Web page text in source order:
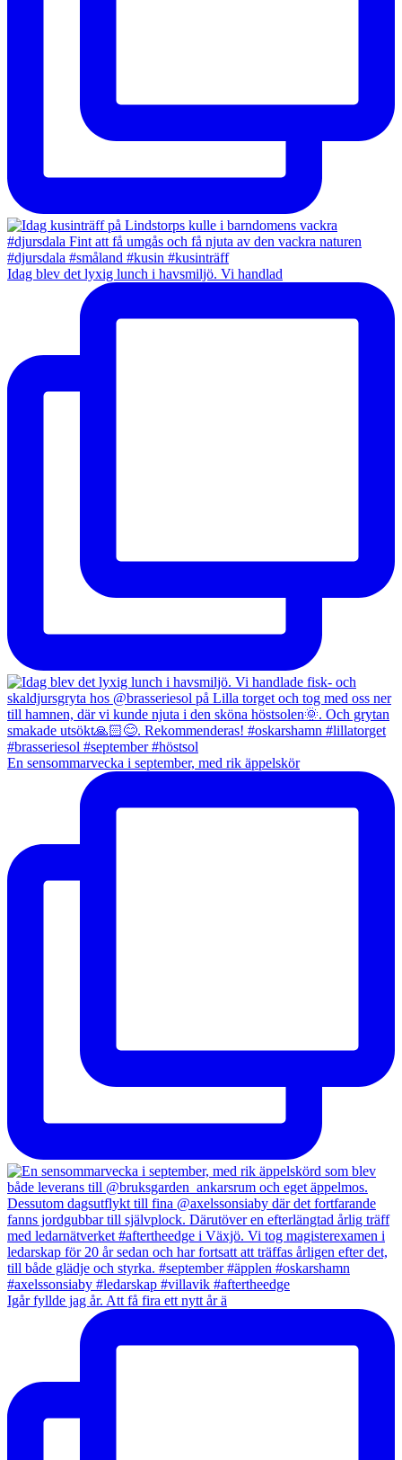
Idag blev det lyxig lunch i havsmiljö. Vi handlad
En sensommarvecka i september, med rik äppelskör
Igår fyllde jag år. Att få fira ett nytt år ä